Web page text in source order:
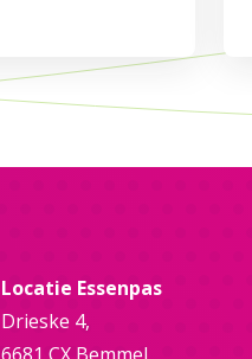
Locatie Essenpas
Drieske 4,